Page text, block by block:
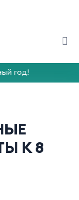
год!
К 8